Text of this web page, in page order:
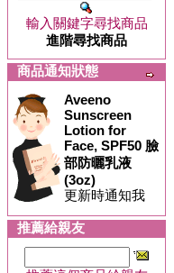
輸入關鍵字尋找商品
進階尋找商品
商品通知狀態
Aveeno
Sunscreen
Lotion for
Face, SPF50 臉
部防曬乳液
(3oz)
更新時通知我
推薦給親友